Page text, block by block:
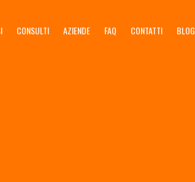
CONSULTI AZIENDE FAQ CONTATTI BLOG